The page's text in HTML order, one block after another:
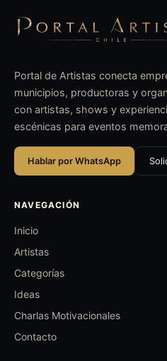
Portal de Artistas conecta
municipios, productoras y
con artistas, shows y
escénicas para eventos
Hablar por WhatsApp
NAVEGACIÓN
Inicio
Artistas
Categorías
Ideas
Charlas Motivacionales
Contacto